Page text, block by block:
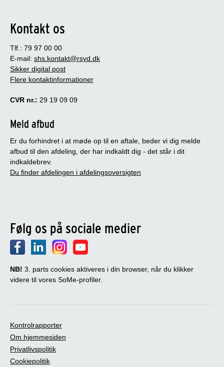
Kontakt os
Tlf.: 79 97 00 00
E-mail: shs.kontakt@rsyd.dk
Sikker digital post
Flere kontaktinformationer
CVR nr.: 29 19 09 09
Meld afbud
Er du forhindret i at møde op til en aftale, beder vi dig melde
afbud til den afdeling, der har indkaldt dig - det står i dit
indkaldebrev.
Du finder afdelingen i afdelingsoversigten
Følg os på sociale medier
NB! 3. parts cookies aktiveres i din browser, når du klikker
videre til vores SoMe-profiler.
Kontrolrapporter
Om hjemmesiden
Privatlivspolitik
Cookiepolitik